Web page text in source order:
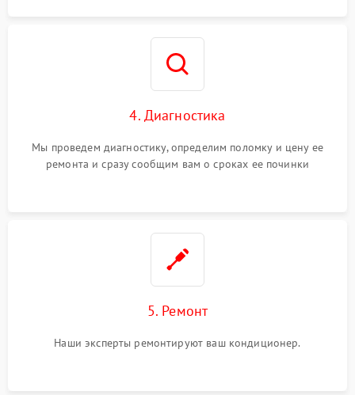
4. Диагностика
Мы проведем диагностику, определим поломку и цену ее
ремонта и сразу сообщим вам о сроках ее починки
5. Ремонт
Наши эксперты ремонтируют ваш кондиционер.